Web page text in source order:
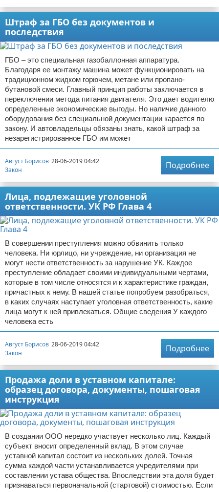
Штраф за ГБО без документов и
последствия
ГБО – это специальная газобаллонная аппаратура.
Благодаря ее монтажу машина может функционировать на
традиционном жидком горючем, метане или пропано-
бутановой смеси. Главный принцип работы заключается в
переключении метода питания двигателя. Это дает водителю
определенные экономические выгоды. Но наличие данного
оборудования без специальной документации карается по
закону. И автовладельцы обязаны знать, какой штраф за
незарегистрированное ГБО им может
Август Борисов 28-06-2019 04:42
Закон
Подробнее
Лица, подлежащие уголовной
ответственности. УК РФ Глава 4
В совершении преступления можно обвинить только
человека. Ни юрлицо, ни учреждение, ни организация не
могут нести ответственность за нарушение УК. Каждое
преступление обладает своими индивидуальными чертами,
которые в том числе относятся и к характеристике граждан,
причастных к нему. В нашей статье попробуем разобраться,
в каких случаях наступает уголовная ответственность, какие
лица могут к ней привлекаться. Общие сведения У каждого
человека есть
Август Борисов 28-06-2019 04:42
Закон
Подробнее
Продажа доли в уставном капитале:
образец договора, документы, пошаговая
инструкция
В создании ООО нередко участвует несколько лиц. Каждый
субъект вносит определенный вклад. В этом случае
уставной капитал состоит из нескольких долей. Точная
сумма каждой части устанавливается учредителями при
составлении устава общества. Впоследствии эта доля будет
признаваться первоначальной (стартовой) стоимостью. Если